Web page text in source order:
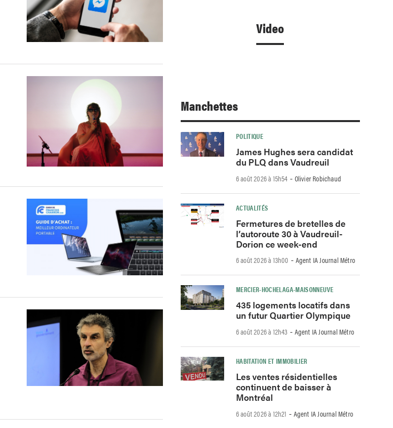
Video
Manchettes
POLITIQUE
James Hughes sera candidat
du PLQ dans Vaudreuil
6 août 2026 à 15h54 -Olivier Robichaud
ACTUALITÉS
Fermetures de bretelles de
l’autoroute 30 à Vaudreuil-
Dorion ce week-end
6 août 2026 à 13h00 -Agent IA Journal Métro
MERCIER-HOCHELAGA-MAISONNEUVE
435 logements locatifs dans
un futur Quartier Olympique
6 août 2026 à 12h43 -Agent IA Journal Métro
HABITATION ET IMMOBILIER
Les ventes résidentielles
continuent de baisser à
Montréal
6 août 2026 à 12h21 -Agent IA Journal Métro